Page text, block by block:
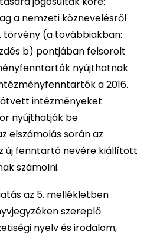
a nemzeti köznevelésről
törvény (a továbbiakban:
b) pontjában felsorolt
nyújthatnak
a 2016.
intézményeket
nyújthatják be
elszámolás során az
új fenntartó nevére kiállított
számolni.
az 5. mellékletben
szereplő
nyelv és irodalom,